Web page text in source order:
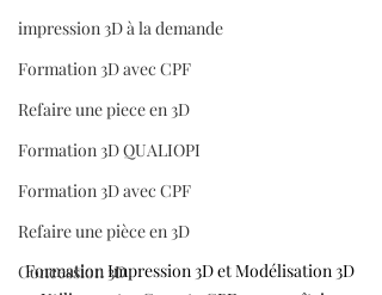
impression 3D à la demande
Formation 3D avec CPF
Refaire une piece en 3D
Formation 3D QUALIOPI
Formation 3D avec CPF
Refaire une pièce en 3D
Concession 3D
Formation Impression 3D et Modélisation 3D